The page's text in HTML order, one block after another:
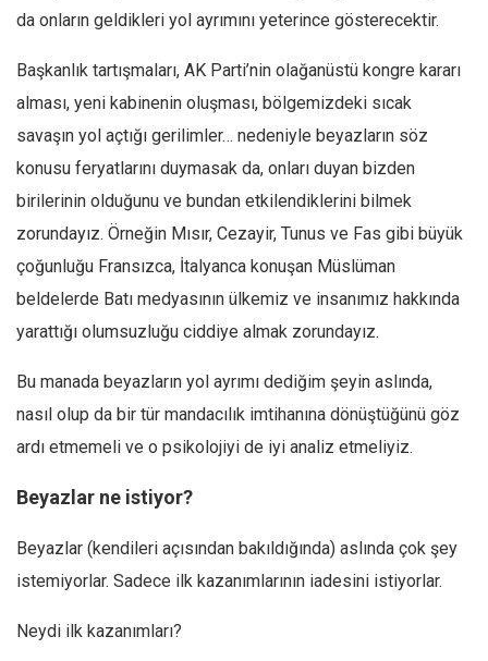
Selçuk Türkyılmaz
Abir E. Nahas
Amina S. Jenenkovic
Bağdagül Öz
Esra Elönü
» Yazar arşivi
Bu Sayı
Kültür Sanat
Kitap
7 soruda bu hafta
Ekonomi
Spor
Sağlık
da onların geldikleri yol ayrımını yeterince gösterecektir.
Başkanlık tartışmaları, AK Parti’nin olağanüstü kongre kararı
alması, yeni kabinenin oluşması, bölgemizdeki sıcak
savaşın yol açtığı gerilimler… nedeniyle beyazların söz
konusu feryatlarını duymasak da, onları duyan bizden
birilerinin olduğunu ve bundan etkilendiklerini bilmek
zorundayız. Örneğin Mısır, Cezayir, Tunus ve Fas gibi büyük
çoğunluğu Fransızca, İtalyanca konuşan Müslüman
beldelerde Batı medyasının ülkemiz ve insanımız hakkında
yarattığı olumsuzluğu ciddiye almak zorundayız.
Bu manada beyazların yol ayrımı dediğim şeyin aslında,
nasıl olup da bir tür mandacılık imtihanına dönüştüğünü göz
ardı etmemeli ve o psikolojiyi de iyi analiz etmeliyiz.
Beyazlar ne istiyor?
Beyazlar (kendileri açısından bakıldığında) aslında çok şey
istemiyorlar. Sadece ilk kazanımlarının iadesini istiyorlar.
Neydi ilk kazanımları?